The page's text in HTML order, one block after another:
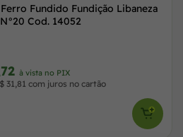
Fundido Fundição Libaneza
Cod. 14052
à vista no PIX
31,81 com juros no cartão